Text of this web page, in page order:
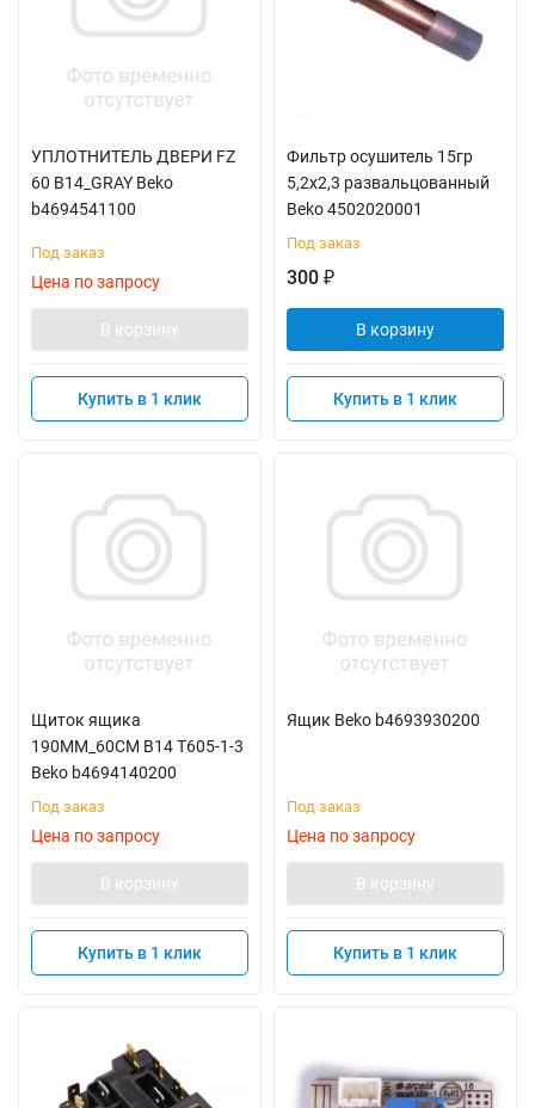
УПЛОТНИТЕЛЬ ДВЕРИ FZ
60 B14_GRAY Beko
b4694541100
Под заказ
Цена по запросу
В корзину
Купить в 1 клик
Фильтр осушитель 15гр
5,2x2,3 развальцованный
Beko 4502020001
Под заказ
300 ₽
В корзину
Купить в 1 клик
Щиток ящика
190MM_60CM B14 T605-1-3
Beko b4694140200
Под заказ
Цена по запросу
В корзину
Купить в 1 клик
Ящик Beko b4693930200
Под заказ
Цена по запросу
В корзину
Купить в 1 клик